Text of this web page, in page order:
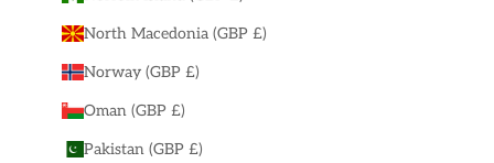
North Macedonia (GBP £)
Norway (GBP £)
Oman (GBP £)
Pakistan (GBP £)